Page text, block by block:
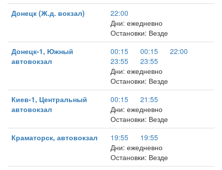
Донецк (Ж.д. вокзал)
22:00
Дни: ежедневно
Остановки: Везде
Донецк-1, Южный
автовокзал
00:15 00:15
22:00
23:55
23:55
Дни: ежедневно
Остановки: Везде
Киев-1, Центральный
автовокзал
00:15
21:55
Дни: ежедневно
Остановки: Везде
Краматорск, автовокзал
19:55
19:55
Дни: ежедневно
Остановки: Везде